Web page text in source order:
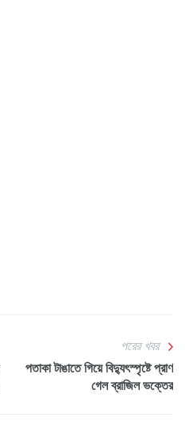
পরের খবর
পতাকা টাঙাতে গিয়ে বিদ্যুৎস্পৃষ্টে প্রাণ
গেল ব্রাজিল ভক্তের